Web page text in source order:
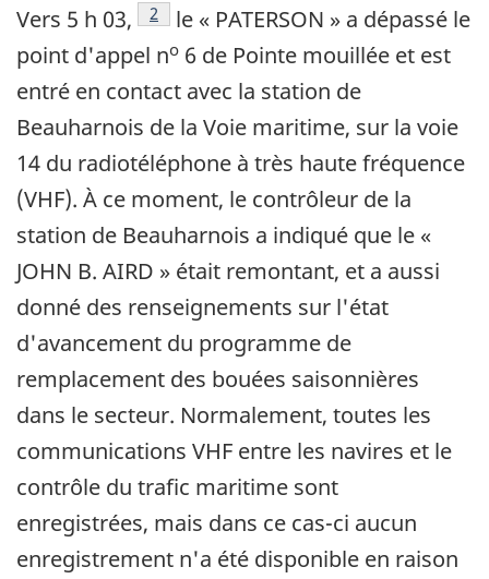
Vers 5 h 03,
Note de bas de page
2
le « PATERSON » a dépassé le
point d'appel no 6 de Pointe mouillée et est
entré en contact avec la station de
Beauharnois de la Voie maritime, sur la voie
14 du radiotéléphone à très haute fréquence
(VHF). À ce moment, le contrôleur de la
station de Beauharnois a indiqué que le «
JOHN B. AIRD » était remontant, et a aussi
donné des renseignements sur l'état
d'avancement du programme de
remplacement des bouées saisonnières
dans le secteur. Normalement, toutes les
communications VHF entre les navires et le
contrôle du trafic maritime sont
enregistrées, mais dans ce cas-ci aucun
enregistrement n'a été disponible en raison